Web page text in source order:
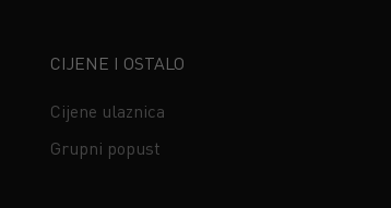
CIJENE I OSTALO
Cijene ulaznica
Grupni popust